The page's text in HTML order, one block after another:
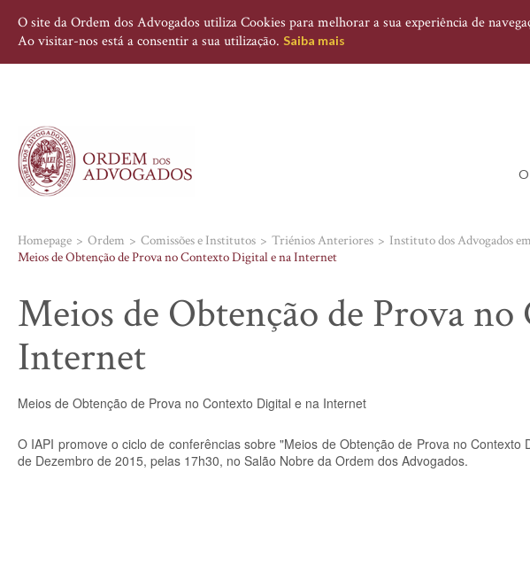
O site da Ordem dos Advogados utiliza Cookies para melhorar a sua experiência de
Ao visitar-nos está a consentir a sua utilização. Saiba mais
Homepage Ordem Comissões e Institutos Triénios Anteriores Instituto dos Advogados
Meios de Obtenção de Prova no Contexto Digital e na Internet
Meios de Obtenção de Prova
Internet
Meios de Obtenção de Prova no Contexto Digital e na Internet
O IAPI promove o ciclo de conferências sobre "Meios de Obtenção de Prova no
de Dezembro de 2015, pelas 17h30, no Salão Nobre da Ordem dos Advogados.